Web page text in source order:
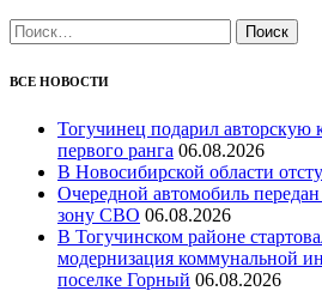
Найти:
ВСЕ НОВОСТИ
Тогучинец подарил авторскую
первого ранга 06.08.2026
В Новосибирской области
Очередной автомобиль
зону СВО 06.08.2026
В Тогучинском районе
модернизация коммунальной
поселке Горный 06.08.2026